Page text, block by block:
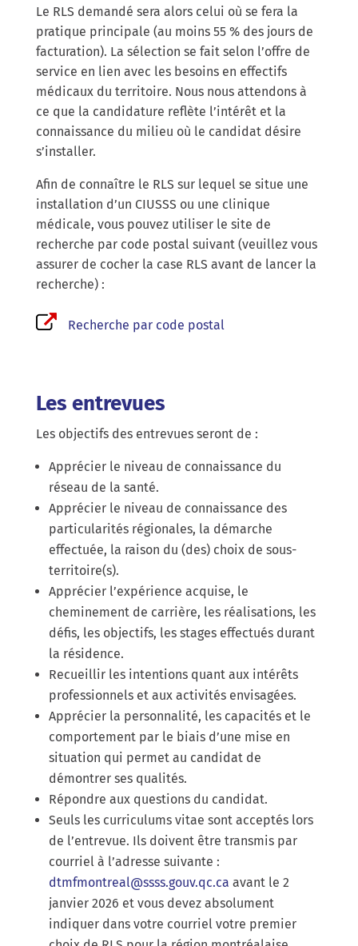
Le RLS demandé sera alors celui où se fera la
pratique principale (au moins 55 % des jours de
facturation). La sélection se fait selon l’offre de
service en lien avec les besoins en effectifs
médicaux du territoire. Nous nous attendons à
ce que la candidature reflète l’intérêt et la
connaissance du milieu où le candidat désire
s’installer.
Afin de connaître le RLS sur lequel se situe une
installation d’un CIUSSS ou une clinique
médicale, vous pouvez utiliser le site de
recherche par code postal suivant (veuillez vous
assurer de cocher la case RLS avant de lancer la
recherche) :
Recherche par code postal
Les entrevues
Les objectifs des entrevues seront de :
Apprécier le niveau de connaissance du
réseau de la santé.
Apprécier le niveau de connaissance des
particularités régionales, la démarche
effectuée, la raison du (des) choix de sous-
territoire(s).
Apprécier l’expérience acquise, le
cheminement de carrière, les réalisations, les
défis, les objectifs, les stages effectués durant
la résidence.
Recueillir les intentions quant aux intérêts
professionnels et aux activités envisagées.
Apprécier la personnalité, les capacités et le
comportement par le biais d’une mise en
situation qui permet au candidat de
démontrer ses qualités.
Répondre aux questions du candidat.
Seuls les curriculums vitae sont acceptés lors
de l’entrevue. Ils doivent être transmis par
courriel à l’adresse suivante :
dtmfmontreal@ssss.gouv.qc.ca avant le 2
janvier 2026 et vous devez absolument
indiquer dans votre courriel votre premier